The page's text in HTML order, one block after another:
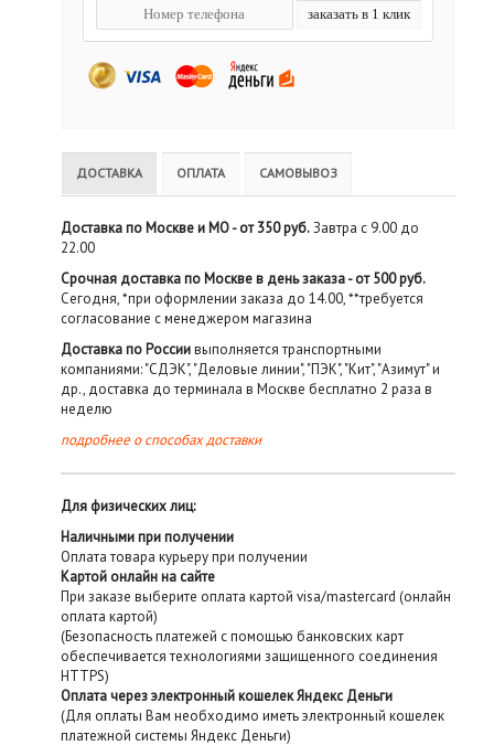
ДОСТАВКА ОПЛАТА САМОВЫВОЗ
Доставка по Москве и МО - от 350 руб.Завтра с 9.00 до
22.00
Срочная доставка по Москве в день заказа - от 500 руб.
Сегодня, *при оформлении заказа до 14.00, **требуется
согласование с менеджером магазина
Доставка по Россиивыполняется транспортными
компаниями: "СДЭК", "Деловые линии", "ПЭК", "Кит", "Азимут" и
др., доставка до терминала в Москве бесплатно 2 раза в
неделю
подробнее о способах доставки
Для физических лиц:
Наличными при получении
Оплата товара курьеру при получении
Картой онлайн на сайте
При заказе выберите оплата картой visa/mastercard (онлайн
оплата картой)
(Безопасность платежей с помощью банковских карт
обеспечивается технологиями защищенного соединения
HTTPS)
Оплата через электронный кошелек Яндекс Деньги
(Для оплаты Вам необходимо иметь электронный кошелек
платежной системы Яндекс Деньги)